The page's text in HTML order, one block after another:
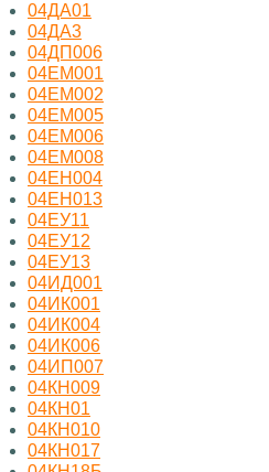
04ДА01
04ДА3
04ДП006
04ЕМ001
04ЕМ002
04ЕМ005
04ЕМ006
04ЕМ008
04ЕН004
04ЕН013
04ЕУ11
04ЕУ12
04ЕУ13
04ИД001
04ИК001
04ИК004
04ИК006
04ИП007
04КН009
04КН01
04КН010
04КН017